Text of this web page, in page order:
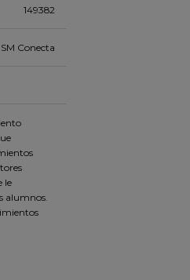
149382
SM Conecta
le
alumnos.